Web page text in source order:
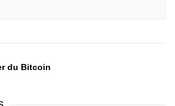
du Bitcoin